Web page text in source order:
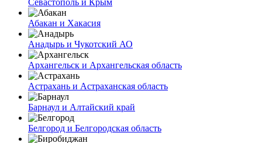
Абакан и Хакасия
Анадырь и Чукотский АО
Архангельск и Архангельская область
Астрахань и Астраханская область
Барнаул и Алтайский край
Белгород и Белгородская область